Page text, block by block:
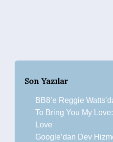
Son Yazılar
BB8’e Reggie
To Bring You My
Love
Google’dan Dev